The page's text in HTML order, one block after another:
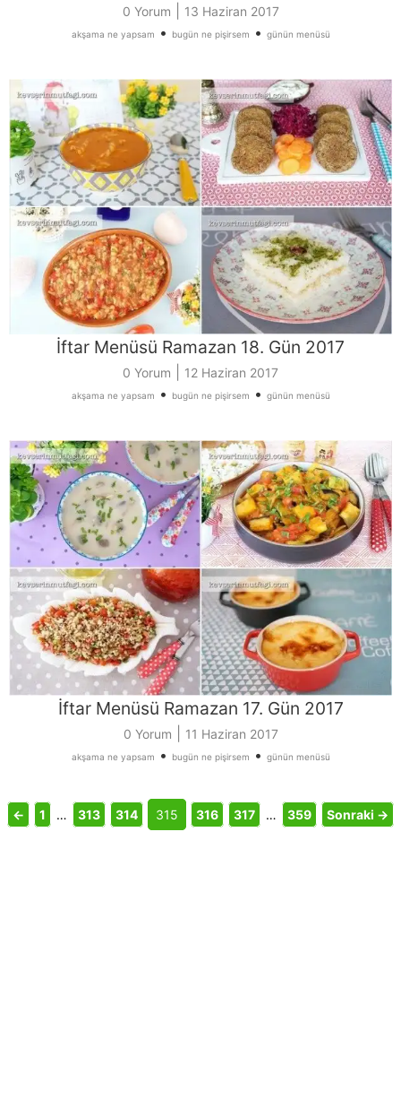
0 Yorum 13 Haziran 2017
akşama ne yapsam • bugün ne pişirsem • günün menüsü
İftar Menüsü Ramazan 18. Gün 2017
0 Yorum 12 Haziran 2017
akşama ne yapsam • bugün ne pişirsem • günün menüsü
İftar Menüsü Ramazan 17. Gün 2017
0 Yorum 11 Haziran 2017
akşama ne yapsam • bugün ne pişirsem • günün menüsü
← 1 … 313 314 315 316 317 … 359 Sonraki →